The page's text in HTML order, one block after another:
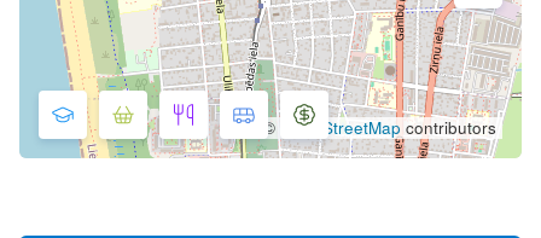
© OpenStreetMap contributors